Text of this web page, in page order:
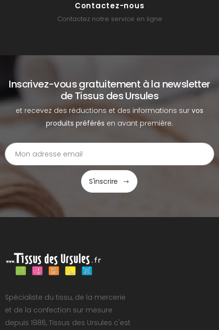
Contactez-nous
Contactez notre service en ligne
Inscrivez-vous gratuitement à la newsletter
de Tissus des Ursules
et recevez des réductions et des informations sur vos
produits préférés en avant première.
S'inscrire
Spécialiste du tissu, de la mercerie
et de la confection sur mesure
depuis 1986, Tissus des Ursules c'est